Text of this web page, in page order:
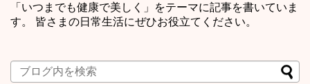
「いつまでも健康で美しく」をテーマに記事を書いていま
す。 皆さまの日常生活にぜひお役立てください。